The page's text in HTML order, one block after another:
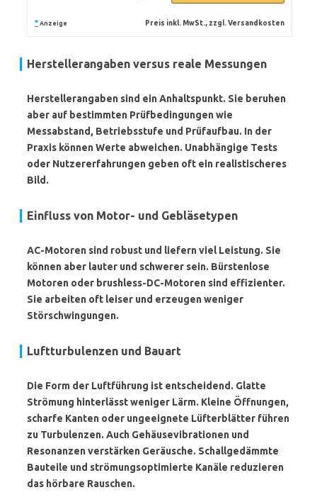
* Anzeige Preis inkl. MwSt., zzgl. Versandkosten
Herstellerangaben versus reale Messungen
Herstellerangaben sind ein Anhaltspunkt. Sie beruhen
aber auf bestimmten Prüfbedingungen wie
Messabstand, Betriebsstufe und Prüfaufbau. In der
Praxis können Werte abweichen. Unabhängige Tests
oder Nutzererfahrungen geben oft ein realistischeres
Bild.
Einfluss von Motor- und Gebläsetypen
AC-Motoren sind robust und liefern viel Leistung. Sie
können aber lauter und schwerer sein. Bürstenlose
Motoren oder brushless-DC-Motoren sind effizienter.
Sie arbeiten oft leiser und erzeugen weniger
Störschwingungen.
Luftturbulenzen und Bauart
Die Form der Luftführung ist entscheidend. Glatte
Strömung hinterlässt weniger Lärm. Kleine Öffnungen,
scharfe Kanten oder ungeeignete Lüfterblätter führen
zu Turbulenzen. Auch Gehäusevibrationen und
Resonanzen verstärken Geräusche. Schallgedämmte
Bauteile und strömungsoptimierte Kanäle reduzieren
das hörbare Rauschen.